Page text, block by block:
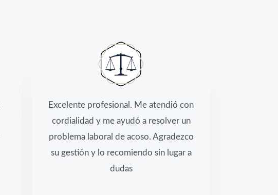
Excelente profesional. Me atendió con
cordialidad y me ayudó a resolver un
problema laboral de acoso. Agradezco
su gestión y lo recomiendo sin lugar a
dudas